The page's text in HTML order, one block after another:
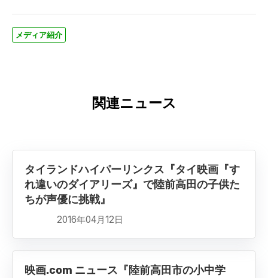
メディア紹介
関連ニュース
タイランドハイパーリンクス『タイ映画『す
れ違いのダイアリーズ』で陸前高田の子供た
ちが声優に挑戦』
2016年04月12日
映画.com ニュース『陸前高田市の小中学